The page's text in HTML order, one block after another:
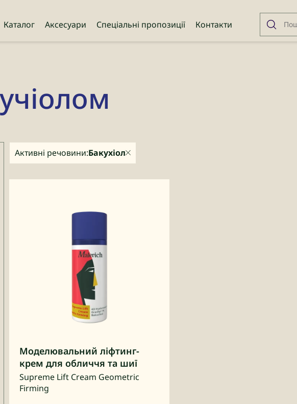
Каталог Аксесуари Спеціальні пропозиції Контакти
Активні речовини:Бакухіол
Моделювальний ліфтинг-
крем для обличчя та шиї
Supreme Lift Cream Geometric
Firming